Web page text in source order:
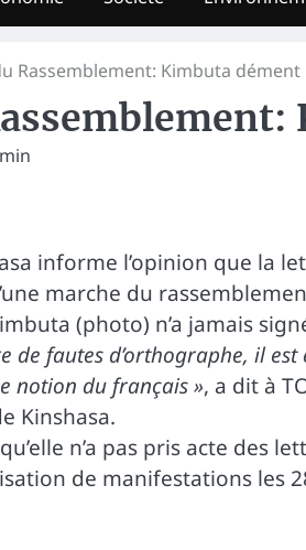
Rassemblement: Kimbuta dément
informe l’opinion que la
marche du
(photo) n’a jamais
de fautes d’orthographe, il
notion du français », a dit à
Kinshasa.
n’a pas pris acte des
de manifestations les